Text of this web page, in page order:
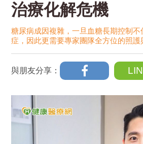
治療化解危機
糖尿病成因複雜，一旦血糖長期控制不
症，因此更需要專家團隊全方位的照護
與朋友分享：